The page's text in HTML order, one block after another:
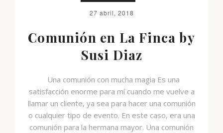
27 abril, 2018
Comunión en La Finca by
Susi Diaz
Una comunión con mucha magia Es una
satisfacción enorme para mí cuando me vuelve a
llamar un cliente, ya sea para hacer una comunión
o cualquier tipo de evento. En este caso, era una
comunión para la hermana mayor. Una comunión